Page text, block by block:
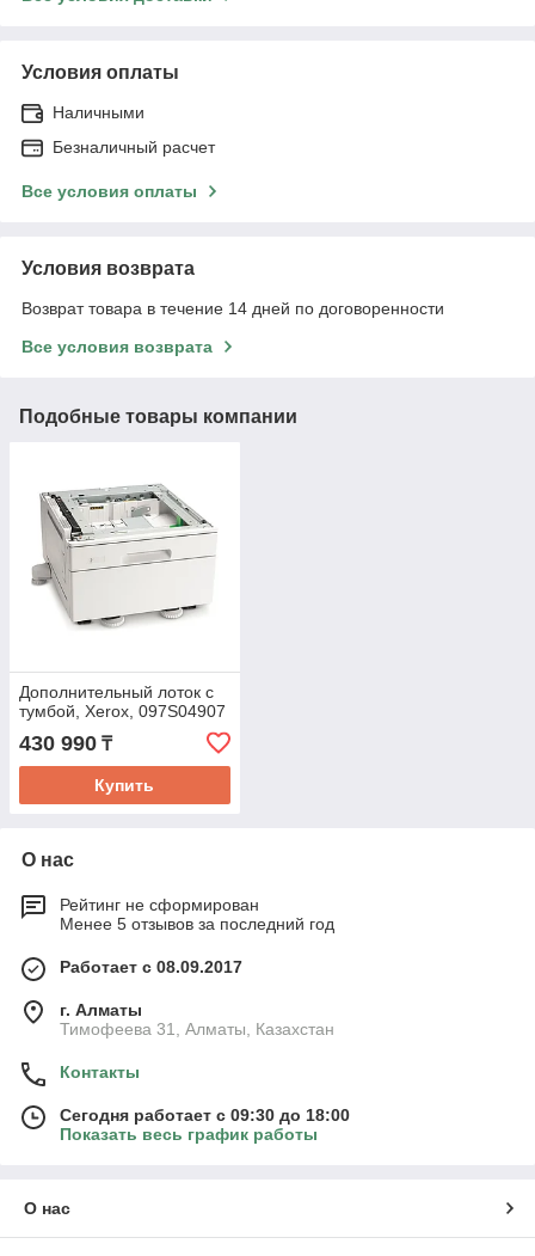
Условия оплаты
Наличными
Безналичный расчет
Все условия оплаты
Условия возврата
Возврат товара в течение 14 дней по договоренности
Все условия возврата
Подобные товары компании
Дополнительный лоток c
тумбой, Xerox, 097S04907
430 990 ₸
Купить
О нас
Рейтинг не сформирован
Менее 5 отзывов за последний год
Работает с 08.09.2017
г. Алматы
Тимофеева 31, Алматы, Казахстан
Контакты
Сегодня работает с 09:30 до 18:00
Показать весь график работы
О нас